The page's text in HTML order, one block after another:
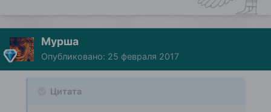
Мурша
Опубликовано: 25 февраля 2017
Цитата